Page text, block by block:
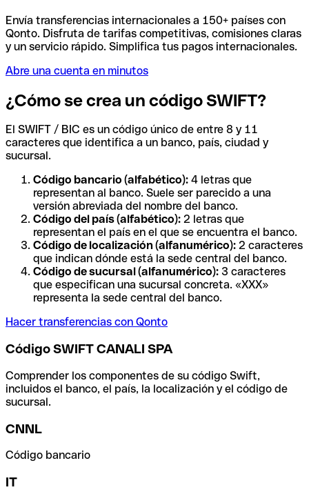
Envía transferencias internacionales a 150+ países con
Qonto. Disfruta de tarifas competitivas, comisiones claras
y un servicio rápido. Simplifica tus pagos internacionales.
Abre una cuenta en minutos
¿Cómo se crea un código SWIFT?
El SWIFT / BIC es un código único de entre 8 y 11
caracteres que identifica a un banco, país, ciudad y
sucursal.
Código bancario (alfabético): 4 letras que
representan al banco. Suele ser parecido a una
versión abreviada del nombre del banco.
Código del país (alfabético): 2 letras que
representan el país en el que se encuentra el banco.
Código de localización (alfanumérico): 2 caracteres
que indican dónde está la sede central del banco.
Código de sucursal (alfanumérico): 3 caracteres
que especifican una sucursal concreta. «XXX»
representa la sede central del banco.
Hacer transferencias con Qonto
Código SWIFT CANALI SPA
Comprender los componentes de su código Swift,
incluidos el banco, el país, la localización y el código de
sucursal.
CNNL
Código bancario
IT